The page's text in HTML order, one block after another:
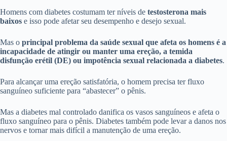
Homens com diabetes costumam ter níveis de testosterona mais
baixos e isso pode afetar seu desempenho e desejo sexual.
Mas o principal problema da saúde sexual que afeta os homens é a
incapacidade de atingir ou manter uma ereção, a temida
disfunção erétil (DE) ou impotência sexual relacionada a diabetes.
Para alcançar uma ereção satisfatória, o homem precisa ter fluxo
sanguíneo suficiente para “abastecer” o pênis.
Mas a diabetes mal controlado danifica os vasos sanguíneos e afeta o
fluxo sanguíneo para o pênis. Diabetes também pode levar a danos nos
nervos e tornar mais difícil a manutenção de uma ereção.